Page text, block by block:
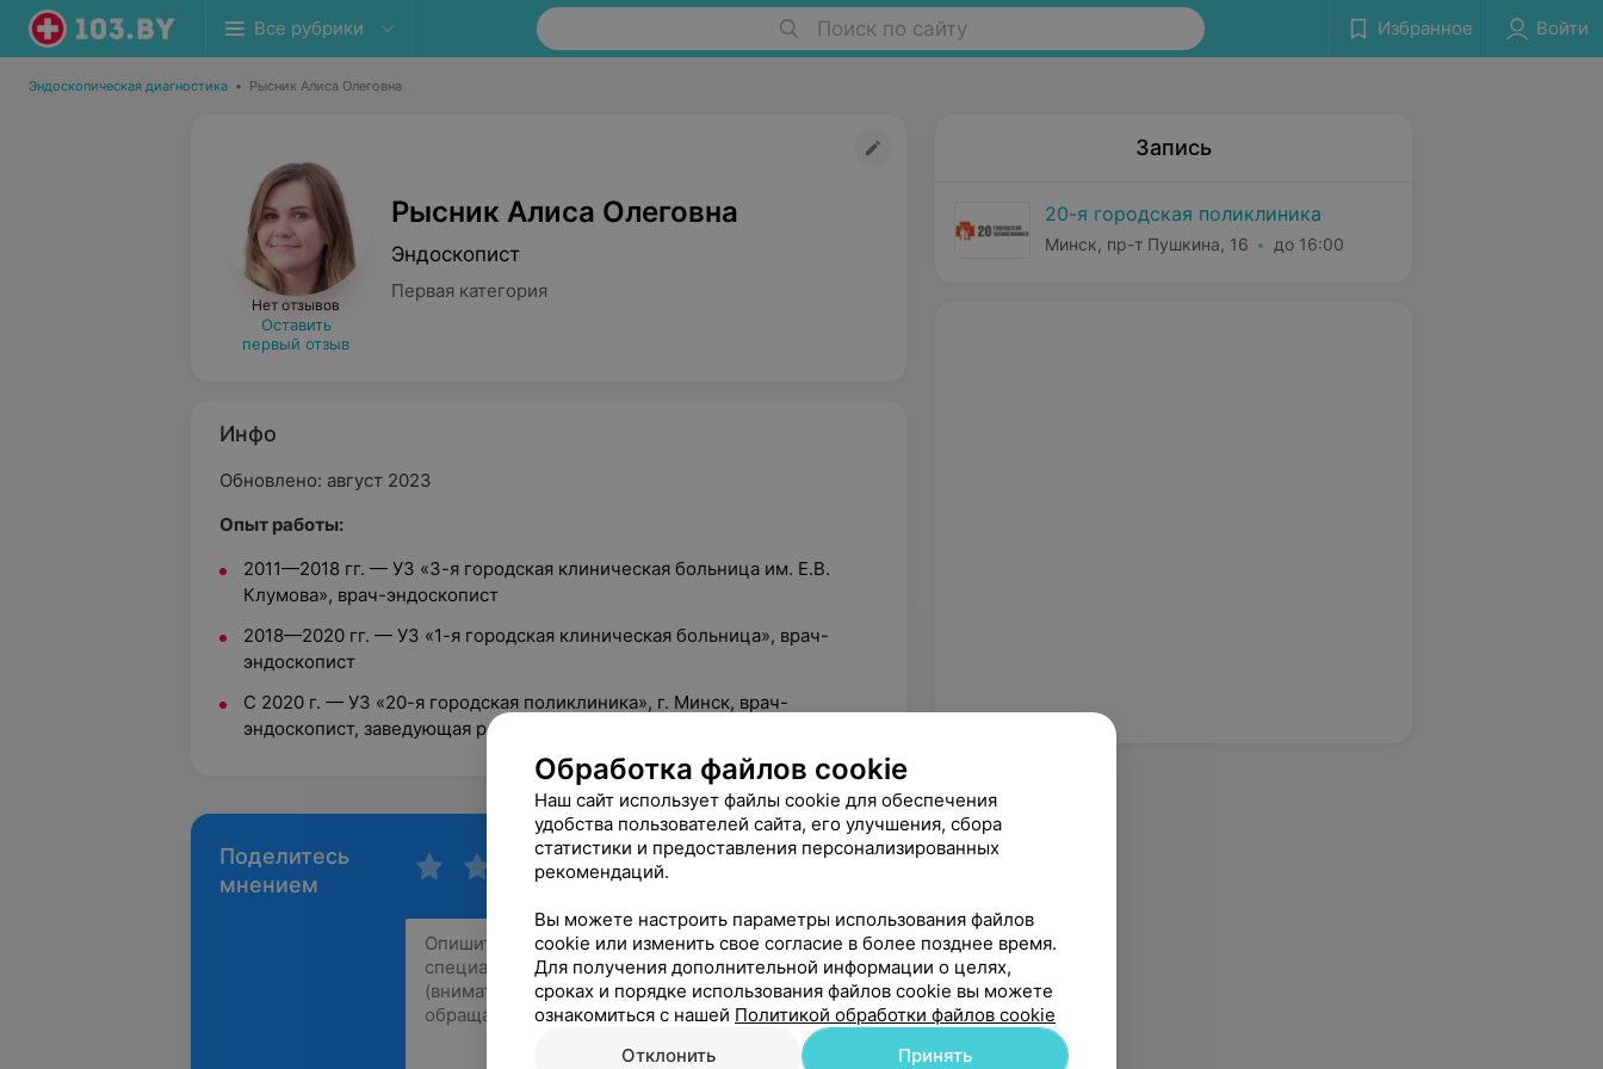
Все рубрики Поиск по сайту Избранное Войти
Эндоскопическая диагностика • Рысник Алиса Олеговна
Нет отзывов
Оставить
первый отзыв
Рысник Алиса Олеговна
Эндоскопист
Первая категория
Инфо
Обновлено: август 2023
Опыт работы:
2011—2018 гг. — УЗ «3-я городская клиническая больница им. Е.В.
Клумова», врач-эндоскопист
2018—2020 гг. — УЗ «1-я городская клиническая больница», врач-
эндоскопист
С 2020 г. — УЗ «20-я городская поликлиника», г. Минск, врач-
эндоскопист, заведующая районным эндоскопическим центром
Поделитесь
мнением
Запись
20-я городская поликлиника
Минск, пр-т Пушкина, 16 до 16:00
Обработка файлов cookie
Наш сайт использует файлы cookie для обеспечения
удобства пользователей сайта, его улучшения, сбора
статистики и предоставления персонализированных
рекомендаций.
Вы можете настроить параметры использования файлов
cookie или изменить свое согласие в более позднее время.
Для получения дополнительной информации о целях,
сроках и порядке использования файлов cookie вы можете
ознакомиться с нашей Политикой обработки файлов cookie
Отклонить
Принять